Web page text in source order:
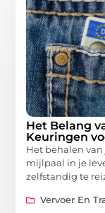
Het Belang
Keuringen
Het behalen
mijlpaal in je
zelfstandig te
Vervoer En